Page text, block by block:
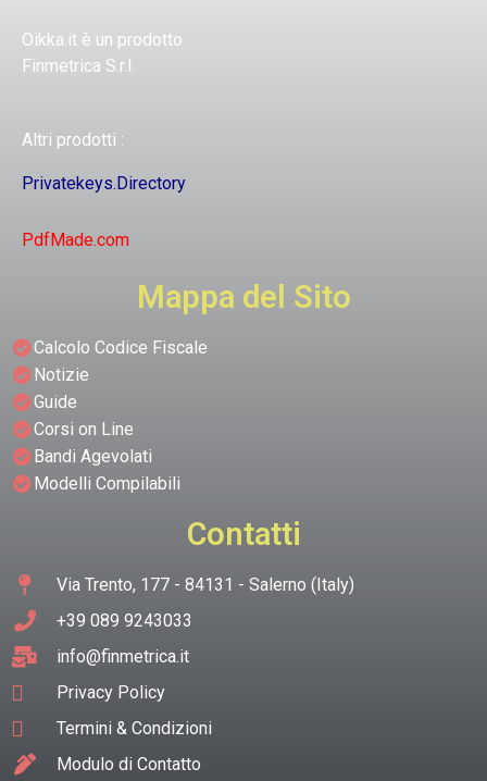
Oikka.it è un prodotto
Finmetrica S.r.l.
Altri prodotti :
Privatekeys.Directory
PdfMade.com
Mappa del Sito
Calcolo Codice Fiscale
Notizie
Guide
Corsi on Line
Bandi Agevolati
Modelli Compilabili
Contatti
Via Trento, 177 - 84131 - Salerno (Italy)
+39 089 9243033
info@finmetrica.it
Privacy Policy
Termini & Condizioni
Modulo di Contatto